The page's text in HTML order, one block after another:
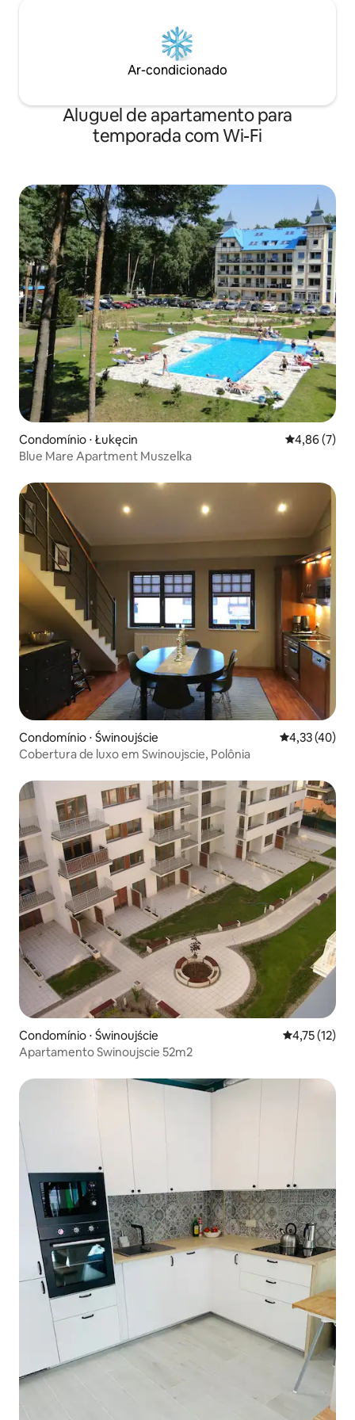
Ar-condicionado
Aluguel de apartamento para
temporada com Wi-Fi
Condomínio ⋅ Łukęcin 4,86 de uma
4,86 (7)
Blue Mare Apartment Muszelka
Condomínio ⋅ Świnoujście 4,33 de uma
4,33 (40)
Cobertura de luxo em Swinoujscie, Polônia
Condomínio ⋅ Świnoujście 4,75 de uma
4,75 (12)
Apartamento Swinoujscie 52m2